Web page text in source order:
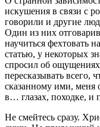
искушения в связи с
говорили и другие
Один из них
научиться фехтовать
статью, у некоторых
спросил об
пересказывать всего,
сказанному ими, меня
в… глазах, походке, и
Не смейтесь сразу.